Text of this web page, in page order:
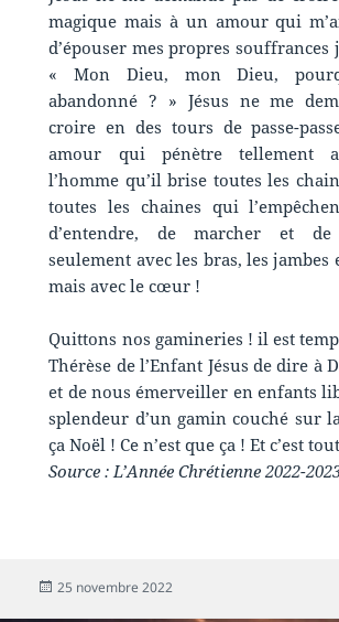
magique mais à un amour qui
d’épouser mes propres souffrances
« Mon Dieu, mon Dieu,
abandonné ? » Jésus ne me
croire en des tours de passe-
amour qui pénètre tellement
l’homme qu’il brise toutes les
toutes les chaines qui
d’entendre, de marcher et
seulement avec les bras, les jambes
mais avec le cœur !
Quittons nos gamineries ! il est
Thérèse de l’Enfant Jésus de dire à
et de nous émerveiller en enfants
splendeur d’un gamin couché sur
ça Noël ! Ce n’est que ça ! Et c’est
Source : L’Année Chrétienne 2022-
25 novembre 2022